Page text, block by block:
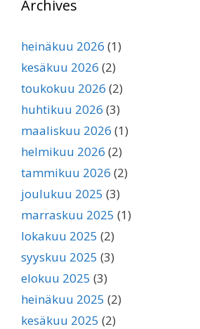
Archives
heinäkuu 2026 (1)
kesäkuu 2026 (2)
toukokuu 2026 (2)
huhtikuu 2026 (3)
maaliskuu 2026 (1)
helmikuu 2026 (2)
tammikuu 2026 (2)
joulukuu 2025 (3)
marraskuu 2025 (1)
lokakuu 2025 (2)
syyskuu 2025 (3)
elokuu 2025 (3)
heinäkuu 2025 (2)
kesäkuu 2025 (2)